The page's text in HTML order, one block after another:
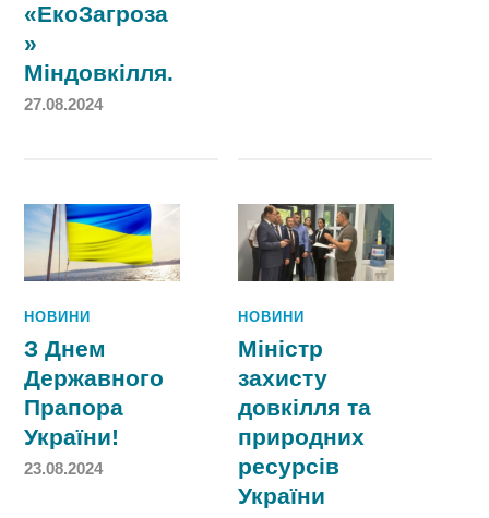
«ЕкоЗагроза
»
Міндовкілля.
27.08.2024
НОВИНИ
З Днем
Державного
Прапора
України!
23.08.2024
НОВИНИ
Міністр
захисту
довкілля та
природних
ресурсів
України